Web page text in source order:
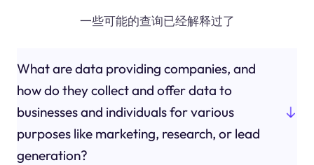
一些可能的查询已经解释过了
What are data providing companies, and
how do they collect and offer data to
businesses and individuals for various
purposes like marketing, research, or lead
generation?